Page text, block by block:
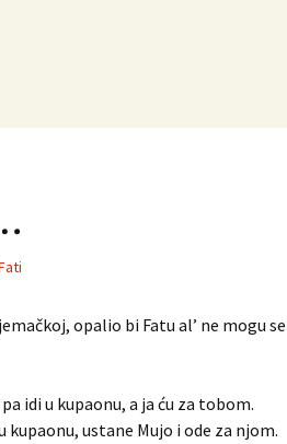
opalio bi Fatu al’ ne mogu se
idi u kupaonu, a ja ću za tobom.
ustane Mujo i ode za njom.